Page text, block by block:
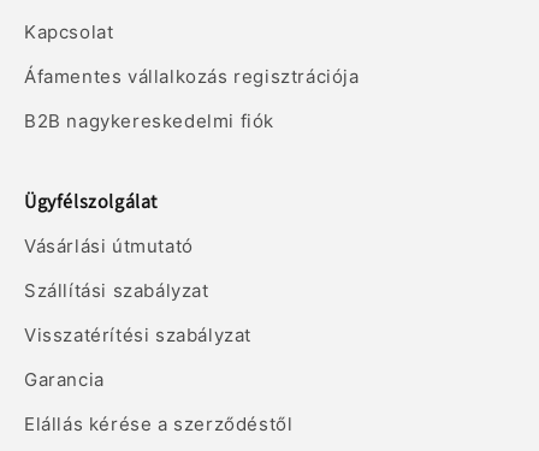
Kapcsolat
Áfamentes vállalkozás regisztrációja
B2B nagykereskedelmi fiók
Ügyfélszolgálat
Vásárlási útmutató
Szállítási szabályzat
Visszatérítési szabályzat
Garancia
Elállás kérése a szerződéstől